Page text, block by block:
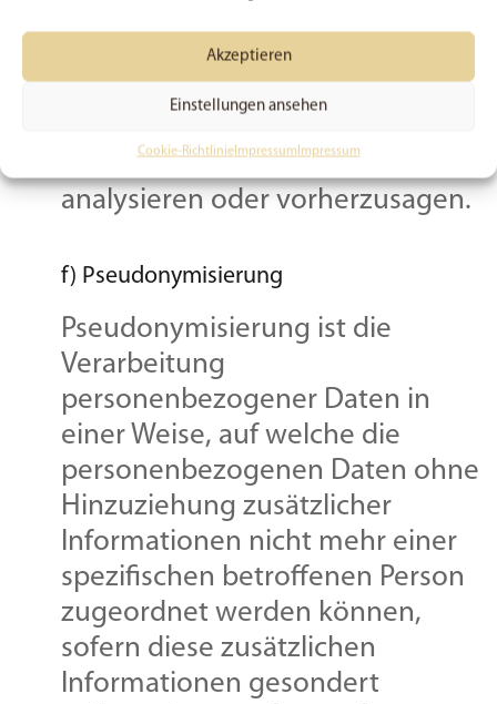
Akzeptieren
Einstellungen ansehen
Cookie-RichtlinieImpressumImpressum
Gesundheit, persönlicher
Vorlieben, Interessen,
Zuverlässigkeit, Verhalten,
dieser natürlichen Person zu
analysieren oder vorherzusagen.
f) Pseudonymisierung
Pseudonymisierung ist die
Verarbeitung
personenbezogener Daten in
einer Weise, auf welche die
personenbezogenen Daten ohne
Hinzuziehung zusätzlicher
Informationen nicht mehr einer
spezifischen betroffenen Person
zugeordnet werden können,
sofern diese zusätzlichen
Informationen gesondert